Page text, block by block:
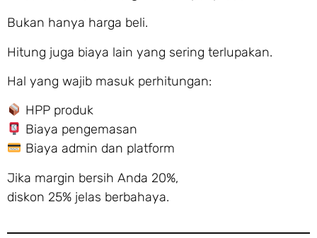
Bukan hanya harga beli.
Hitung juga biaya lain yang sering terlupakan.
Hal yang wajib masuk perhitungan:
HPP produk
Biaya pengemasan
Biaya admin dan platform
Jika margin bersih Anda 20%,
diskon 25% jelas berbahaya.